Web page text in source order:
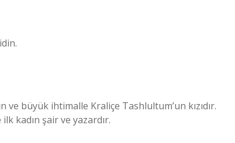
ve büyük ihtimalle Kraliçe Tashlultum’un kızıdır.
kadın şair ve yazardır.